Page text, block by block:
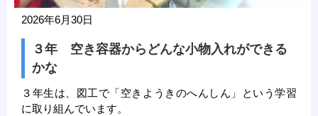
2026年6月30日
３年 空き容器からどんな小物入れができる
かな
３年生は、図工で「空きようきのへんしん」という学習
に取り組んでいます。